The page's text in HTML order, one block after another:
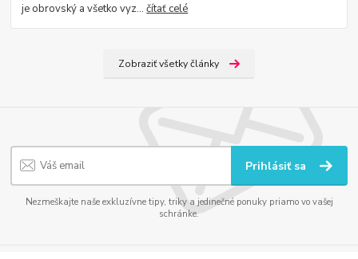
je obrovský a všetko vyz...čítať celé
Zobraziť všetky články
Prihlásiť sa
Nezmeškajte naše exkluzívne tipy, triky a jedinečné ponuky priamo vo vašej
schránke.